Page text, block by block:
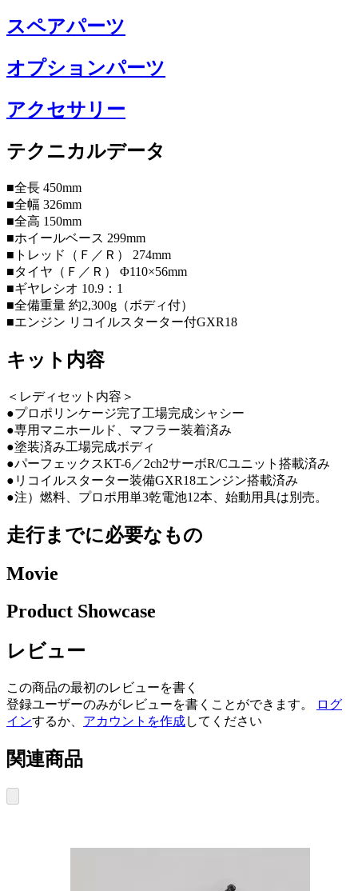
スペアパーツ
オプションパーツ
アクセサリー
テクニカルデータ
■全長 450mm
■全幅 326mm
■全高 150mm
■ホイールベース 299mm
■トレッド（Ｆ／Ｒ） 274mm
■タイヤ（Ｆ／Ｒ） Φ110×56mm
■ギヤレシオ 10.9：1
■全備重量 約2,300g（ボディ付）
■エンジン リコイルスターター付GXR18
キット内容
＜レディセット内容＞
●プロポリンケージ完了工場完成シャシー
●専用マニホールド、マフラー装着済み
●塗装済み工場完成ボディ
●パーフェックスKT-6／2ch2サーボR/Cユニット搭載済み
●リコイルスターター装備GXR18エンジン搭載済み
●注）燃料、プロポ用単3乾電池12本、始動用具は別売。
走行までに必要なもの
Movie
Product Showcase
レビュー
この商品の最初のレビューを書く
登録ユーザーのみがレビューを書くことができます。
ログ
インするか、 アカウントを作成してください
関連商品